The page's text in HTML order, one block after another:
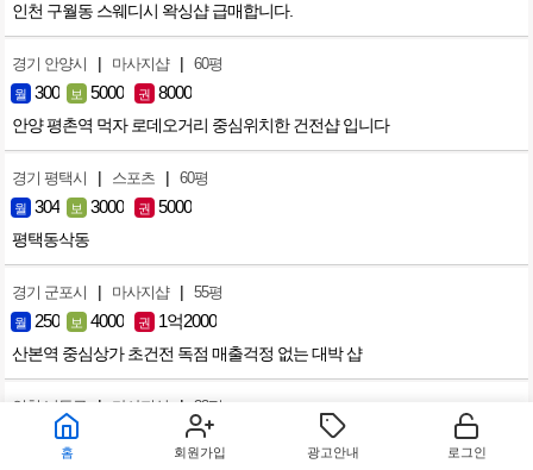
인천 구월동 스웨디시 왁싱샵 급매합니다.
경기 안양시 | 마사지샵 | 60평
월 300 보 5000 권 8000
안양 평촌역 먹자 로데오거리 중심위치한 건전샵 입니다
경기 평택시 | 스포츠 | 60평
월 304 보 3000 권 5000
평택동삭동
경기 군포시 | 마사지샵 | 55평
월 250 보 4000 권 1억2000
산본역 중심상가 초건전 독점 매출걱정 없는 대박 샵
인천 남동구 | 마사지샵 | 33평
160 보 없음
홈 회원가입 광고안내 로그인